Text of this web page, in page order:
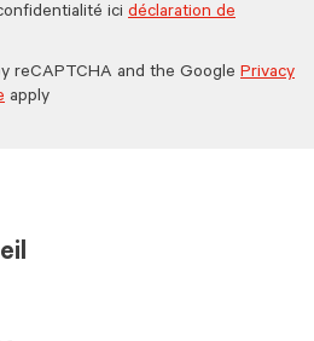
ici déclaration de
reCAPTCHA and the Google Privacy
apply